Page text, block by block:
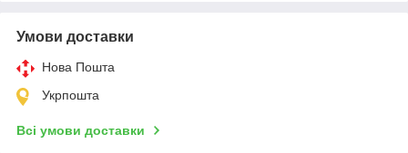
Умови доставки
Нова Пошта
Укрпошта
Всі умови доставки